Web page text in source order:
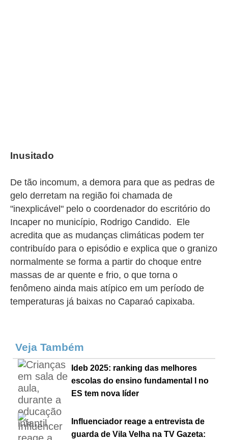
Inusitado
De tão incomum, a demora para que as pedras de
gelo derretam na região foi chamada de
"inexplicável" pelo o coordenador do escritório do
Incaper no município, Rodrigo Candido. Ele
acredita que as mudanças climáticas podem ter
contribuído para o episódio e explica que o granizo
normalmente se forma a partir do choque entre
massas de ar quente e frio, o que torna o
fenômeno ainda mais atípico em um período de
temperaturas já baixas no Caparaó capixaba.
Veja Também
Ideb 2025: ranking das melhores
escolas do ensino fundamental I no
ES tem nova líder
Influenciador reage a entrevista de
guarda de Vila Velha na TV Gazeta: